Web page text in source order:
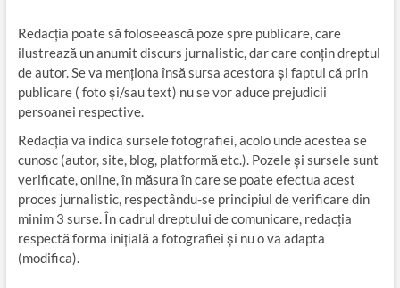
Redacția poate să foloseească poze spre publicare, care
ilustrează un anumit discurs jurnalistic, dar care conțin dreptul
de autor. Se va menționa însă sursa acestora și faptul că prin
publicare ( foto și/sau text) nu se vor aduce prejudicii
persoanei respective.
Redacția va indica sursele fotografiei, acolo unde acestea se
cunosc (autor, site, blog, platformă etc.). Pozele și sursele sunt
verificate, online, în măsura în care se poate efectua acest
proces jurnalistic, respectându-se principiul de verificare din
minim 3 surse. În cadrul dreptului de comunicare, redacția
respectă forma inițială a fotografiei și nu o va adapta
(modifica).